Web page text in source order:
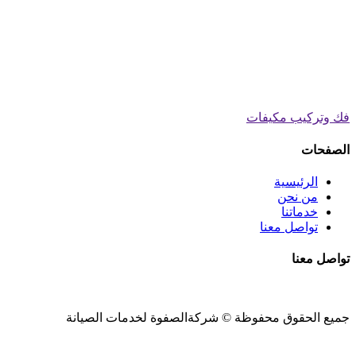
فك وتركيب مكيفات
الصفحات
الرئيسية
من نحن
خدماتنا
تواصل معنا
تواصل معنا
جميع الحقوق محفوظة © شركةالصفوة لخدمات الصيانة